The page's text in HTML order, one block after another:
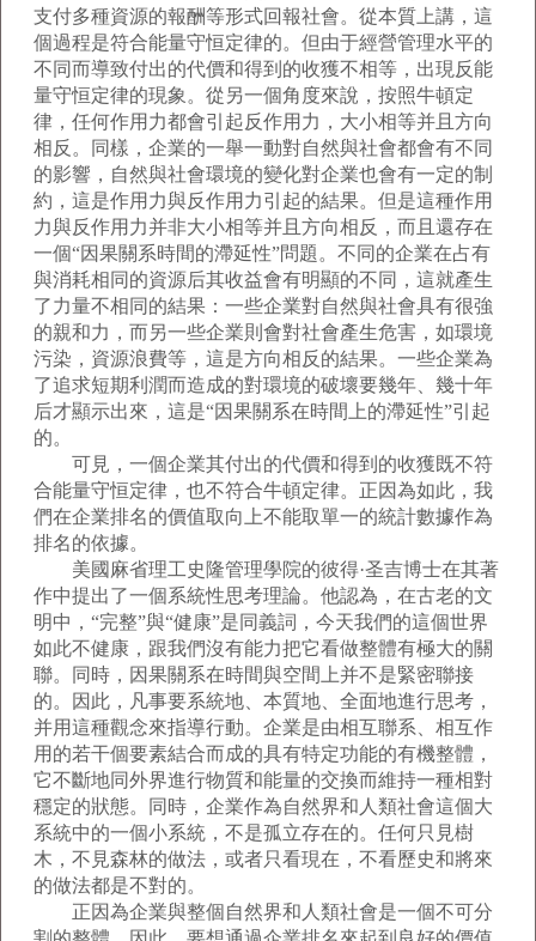
支付多種資源的報酬等形式回報社會。從本質上講，這
個過程是符合能量守恒定律的。但由于經營管理水平的
不同而導致付出的代價和得到的收獲不相等，出現反能
量守恒定律的現象。從另一個角度來說，按照牛頓定
律，任何作用力都會引起反作用力，大小相等并且方向
相反。同樣，企業的一舉一動對自然與社會都會有不同
的影響，自然與社會環境的變化對企業也會有一定的制
約，這是作用力與反作用力引起的結果。但是這種作用
力與反作用力并非大小相等并且方向相反，而且還存在
一個“因果關系時間的滯延性”問題。不同的企業在占有
與消耗相同的資源后其收益會有明顯的不同，這就產生
了力量不相同的結果：一些企業對自然與社會具有很強
的親和力，而另一些企業則會對社會產生危害，如環境
污染，資源浪費等，這是方向相反的結果。一些企業為
了追求短期利潤而造成的對環境的破壞要幾年、幾十年
后才顯示出來，這是“因果關系在時間上的滯延性”引起
的。
可見，一個企業其付出的代價和得到的收獲既不符
合能量守恒定律，也不符合牛頓定律。正因為如此，我
們在企業排名的價值取向上不能取單一的統計數據作為
排名的依據。
美國麻省理工史隆管理學院的彼得·圣吉博士在其著
作中提出了一個系統性思考理論。他認為，在古老的文
明中，“完整”與“健康”是同義詞，今天我們的這個世界
如此不健康，跟我們沒有能力把它看做整體有極大的關
聯。同時，因果關系在時間與空間上并不是緊密聯接
的。因此，凡事要系統地、本質地、全面地進行思考，
并用這種觀念來指導行動。企業是由相互聯系、相互作
用的若干個要素結合而成的具有特定功能的有機整體，
它不斷地同外界進行物質和能量的交換而維持一種相對
穩定的狀態。同時，企業作為自然界和人類社會這個大
系統中的一個小系統，不是孤立存在的。任何只見樹
木，不見森林的做法，或者只看現在，不看歷史和將來
的做法都是不對的。
正因為企業與整個自然界和人類社會是一個不可分